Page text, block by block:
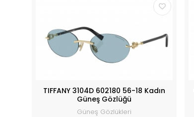
TIFFANY 3104D 602180 56-18 Kadın
Güneş Gözlüğü
Güneş Gözlükleri